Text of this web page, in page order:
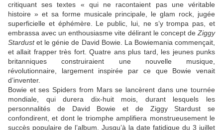
critiquant ses textes « qui ne racontaient pas une véritable
histoire » et sa forme musicale principale, le glam rock, jugée
superficielle et éphémère. Le public, lui, ne s’y trompa pas, et
embrassa avec un enthousiasme vite délirant le concept de Ziggy
Stardustet le génie de David Bowie. La Bowiemania commençait,
et allait frapper très fort. Quatre ans plus tard, les jeunes punks
britanniques construiraient une nouvelle musique,
révolutionnaire, largement inspirée par ce que Bowievenait
d’inventer.
Bowie et sesSpiders from Marsse lancèrent dans une tournée
mondiale, qui durera dix-huit mois, durant lesquels les
personnalités de David Bowie et de Ziggy Stardust se
confondirent, et dont le triomphe amplifiera monstrueusement le
succès populaire de l’album. Jusqu’à la date fatidique du 3 juillet